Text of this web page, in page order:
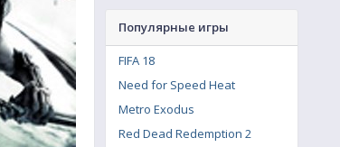
Популярные игры
FIFA 18
Need for Speed Heat
Metro Exodus
Red Dead Redemption 2